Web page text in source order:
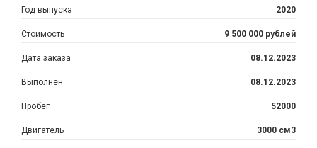
Год выпуска 2020
Стоимость 9 500 000 рублей
Дата заказа 08.12.2023
Выполнен 08.12.2023
Пробег 52000
Двигатель 3000 см3